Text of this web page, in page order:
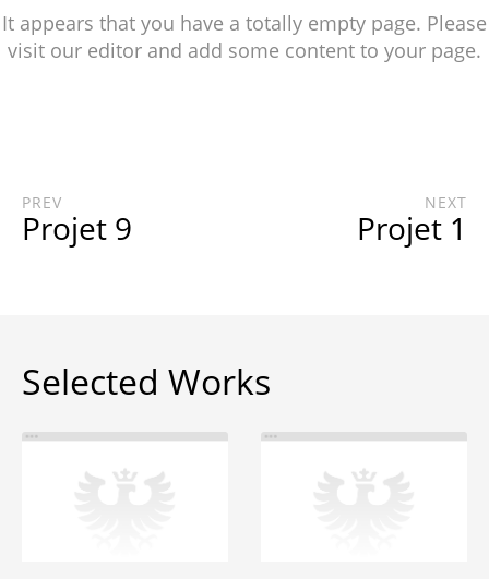
It appears that you have a totally empty page. Please
visit our editor and add some content to your page.
PREV
Projet 9
NEXT
Projet 1
Selected Works